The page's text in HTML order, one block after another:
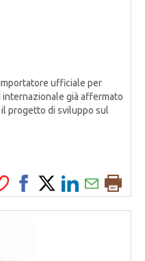
ufficiale per
internazionale già affermato
progetto di sviluppo sul